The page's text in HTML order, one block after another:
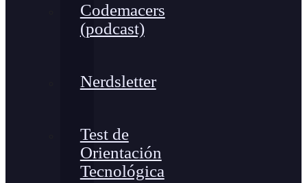
Codemacers
(podcast)
Nerdsletter
Test de
Orientación
Tecnológica